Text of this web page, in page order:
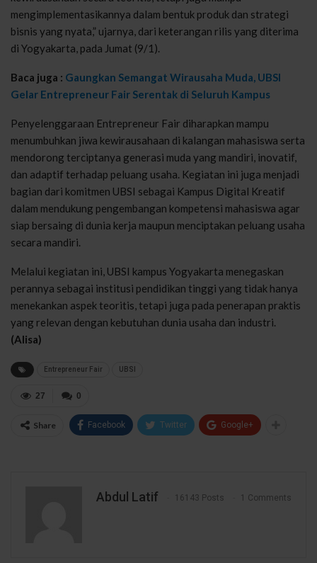
mengimplementasikannya dalam bentuk produk dan strategi
bisnis yang nyata,” ujarnya, dari keterangan rilis yang diterima
di Yogyakarta, pada Jumat (9/1).
Baca juga : Gaungkan Semangat Wirausaha Muda, UBSI
Gelar Entrepreneur Fair Serentak di Seluruh Kampus
Penyelenggaraan Entrepreneur Fair diharapkan mampu
menumbuhkan jiwa kewirausahaan di kalangan mahasiswa serta
mendorong terciptanya generasi muda yang mandiri, inovatif,
dan adaptif terhadap peluang usaha. Kegiatan ini juga menjadi
bagian dari komitmen UBSI sebagai Kampus Digital Kreatif
dalam mendukung pengembangan kompetensi mahasiswa agar
siap bersaing di dunia kerja maupun menciptakan peluang usaha
secara mandiri.
Melalui kegiatan ini, UBSI kampus Yogyakarta menegaskan
perannya sebagai institusi pendidikan tinggi yang tidak hanya
menekankan aspek teoritis, tetapi juga pada penerapan praktis
yang relevan dengan kebutuhan dunia usaha dan industri.
(Alisa)
Entrepreneur Fair UBSI
0
27
Share Facebook Twitter Google+
Abdul Latif 16143 Posts 1 Comments